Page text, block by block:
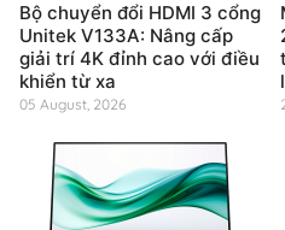
Bộ chuyển đổi HDMI 3 cổng
Unitek V133A: Nâng cấp
giải trí 4K đỉnh cao với điều
khiển từ xa
05 August, 2026